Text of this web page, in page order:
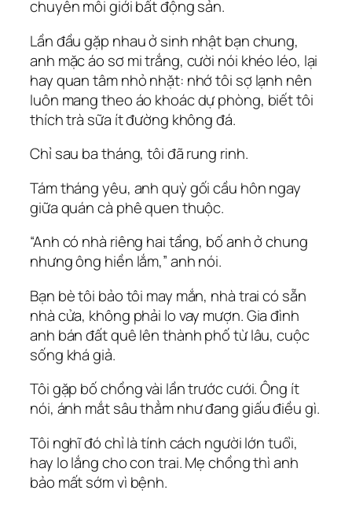
chuyên môi giới bất động sản.
Lần đầu gặp nhau ở sinh nhật bạn chung,
anh mặc áo sơ mi trắng, cười nói khéo léo, lại
hay quan tâm nhỏ nhặt: nhớ tôi sợ lạnh nên
luôn mang theo áo khoác dự phòng, biết tôi
thích trà sữa ít đường không đá.
Chỉ sau ba tháng, tôi đã rung rinh.
Tám tháng yêu, anh quỳ gối cầu hôn ngay
giữa quán cà phê quen thuộc.
“Anh có nhà riêng hai tầng, bố anh ở chung
nhưng ông hiền lắm,” anh nói.
Bạn bè tôi bảo tôi may mắn, nhà trai có sẵn
nhà cửa, không phải lo vay mượn. Gia đình
anh bán đất quê lên thành phố từ lâu, cuộc
sống khá giả.
Tôi gặp bố chồng vài lần trước cưới. Ông ít
nói, ánh mắt sâu thẳm như đang giấu điều gì.
Tôi nghĩ đó chỉ là tính cách người lớn tuổi,
hay lo lắng cho con trai. Mẹ chồng thì anh
bảo mất sớm vì bệnh.